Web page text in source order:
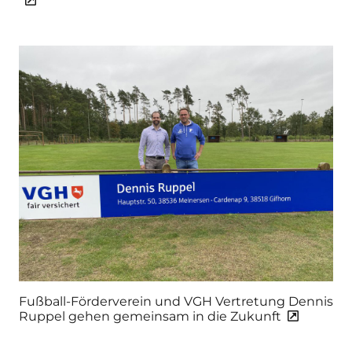
Fußball-Förderverein und VGH Vertretung Dennis
Ruppel gehen gemeinsam in die Zukunft